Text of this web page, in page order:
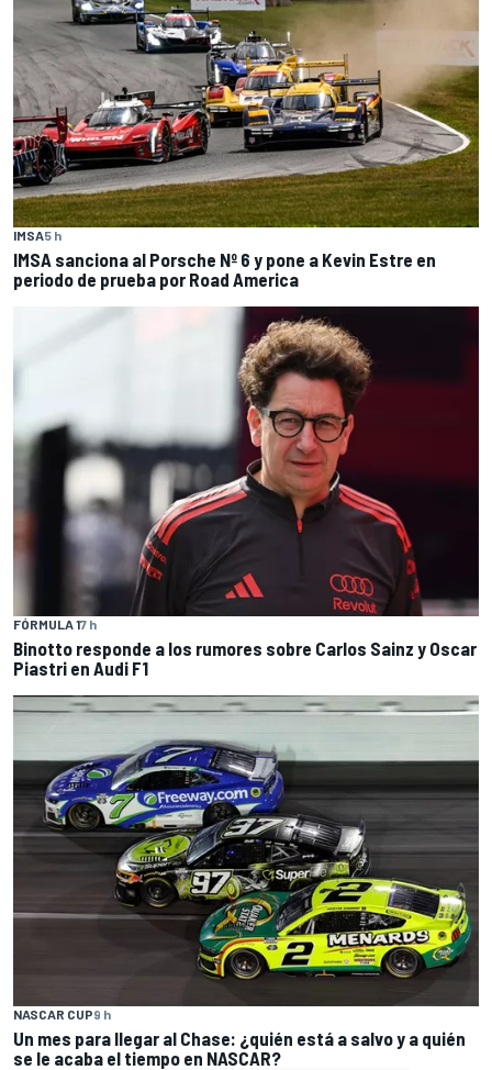
IMSA5 h
IMSA sanciona al Porsche Nº 6 y pone a Kevin Estre en
periodo de prueba por Road America
FÓRMULA 17 h
Binotto responde a los rumores sobre Carlos Sainz y Oscar
Piastri en Audi F1
NASCAR CUP9 h
Un mes para llegar al Chase: ¿quién está a salvo y a quién
se le acaba el tiempo en NASCAR?